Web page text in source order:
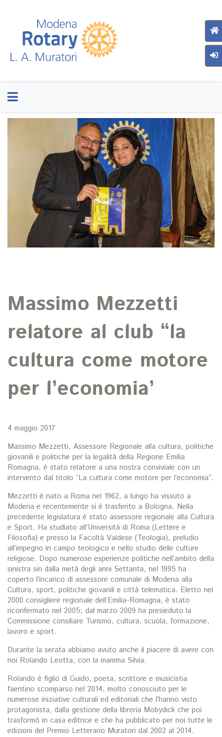
Massimo Mezzetti
relatore al club “la
cultura come motore
per l’economia’
4 maggio 2017
Massimo Mezzetti, Assessore Regionale alla cultura, politiche
giovanili e politiche per la legalità della Regione Emilia
Romagna, è stato relatore a una nostra conviviale con un
intervento dal titolo “La cultura come motore per l’economia”.
Mezzetti è nato a Roma nel 1962, a lungo ha vissuto a
Modena e recentemente si è trasferito a Bologna. Nella
precedente legislatura è stato assessore regionale alla Cultura
e Sport. Ha studiato all’Università di Roma (Lettere e
Filosofia) e presso la Facoltà Valdese (Teologia), preludio
all’impegno in campo teologico e nello studio delle culture
religiose. Dopo numerose esperienze politiche nell’ambito della
sinistra sin dalla metà degli anni Settanta, nel 1995 ha
coperto l’incarico di assessore comunale di Modena alla
Cultura, sport, politiche giovanili e città telematica. Eletto nel
2000 consigliere regionale dell’Emilia-Romagna, è stato
riconfermato nel 2005; dal marzo 2009 ha presieduto la
Commissione consiliare Turismo, cultura, scuola, formazione,
lavoro e sport.
Durante la serata abbiamo avuto anche il piacere di avere con
noi Rolando Leotta, con la mamma Silvia.
Rolando è figlio di Guido, poeta, scrittore e musicistia
faentino scomparso nel 2014, molto conosciuto per le
numerose iniziative culturali ed editoriali che l’hanno visto
protagonista, dalla gestione della libreria Mobydick che poi
trasformò in casa editrice e che ha pubblicato per noi tutte le
edizioni del Premio Letterario Muratori dal 2002 al 2014.